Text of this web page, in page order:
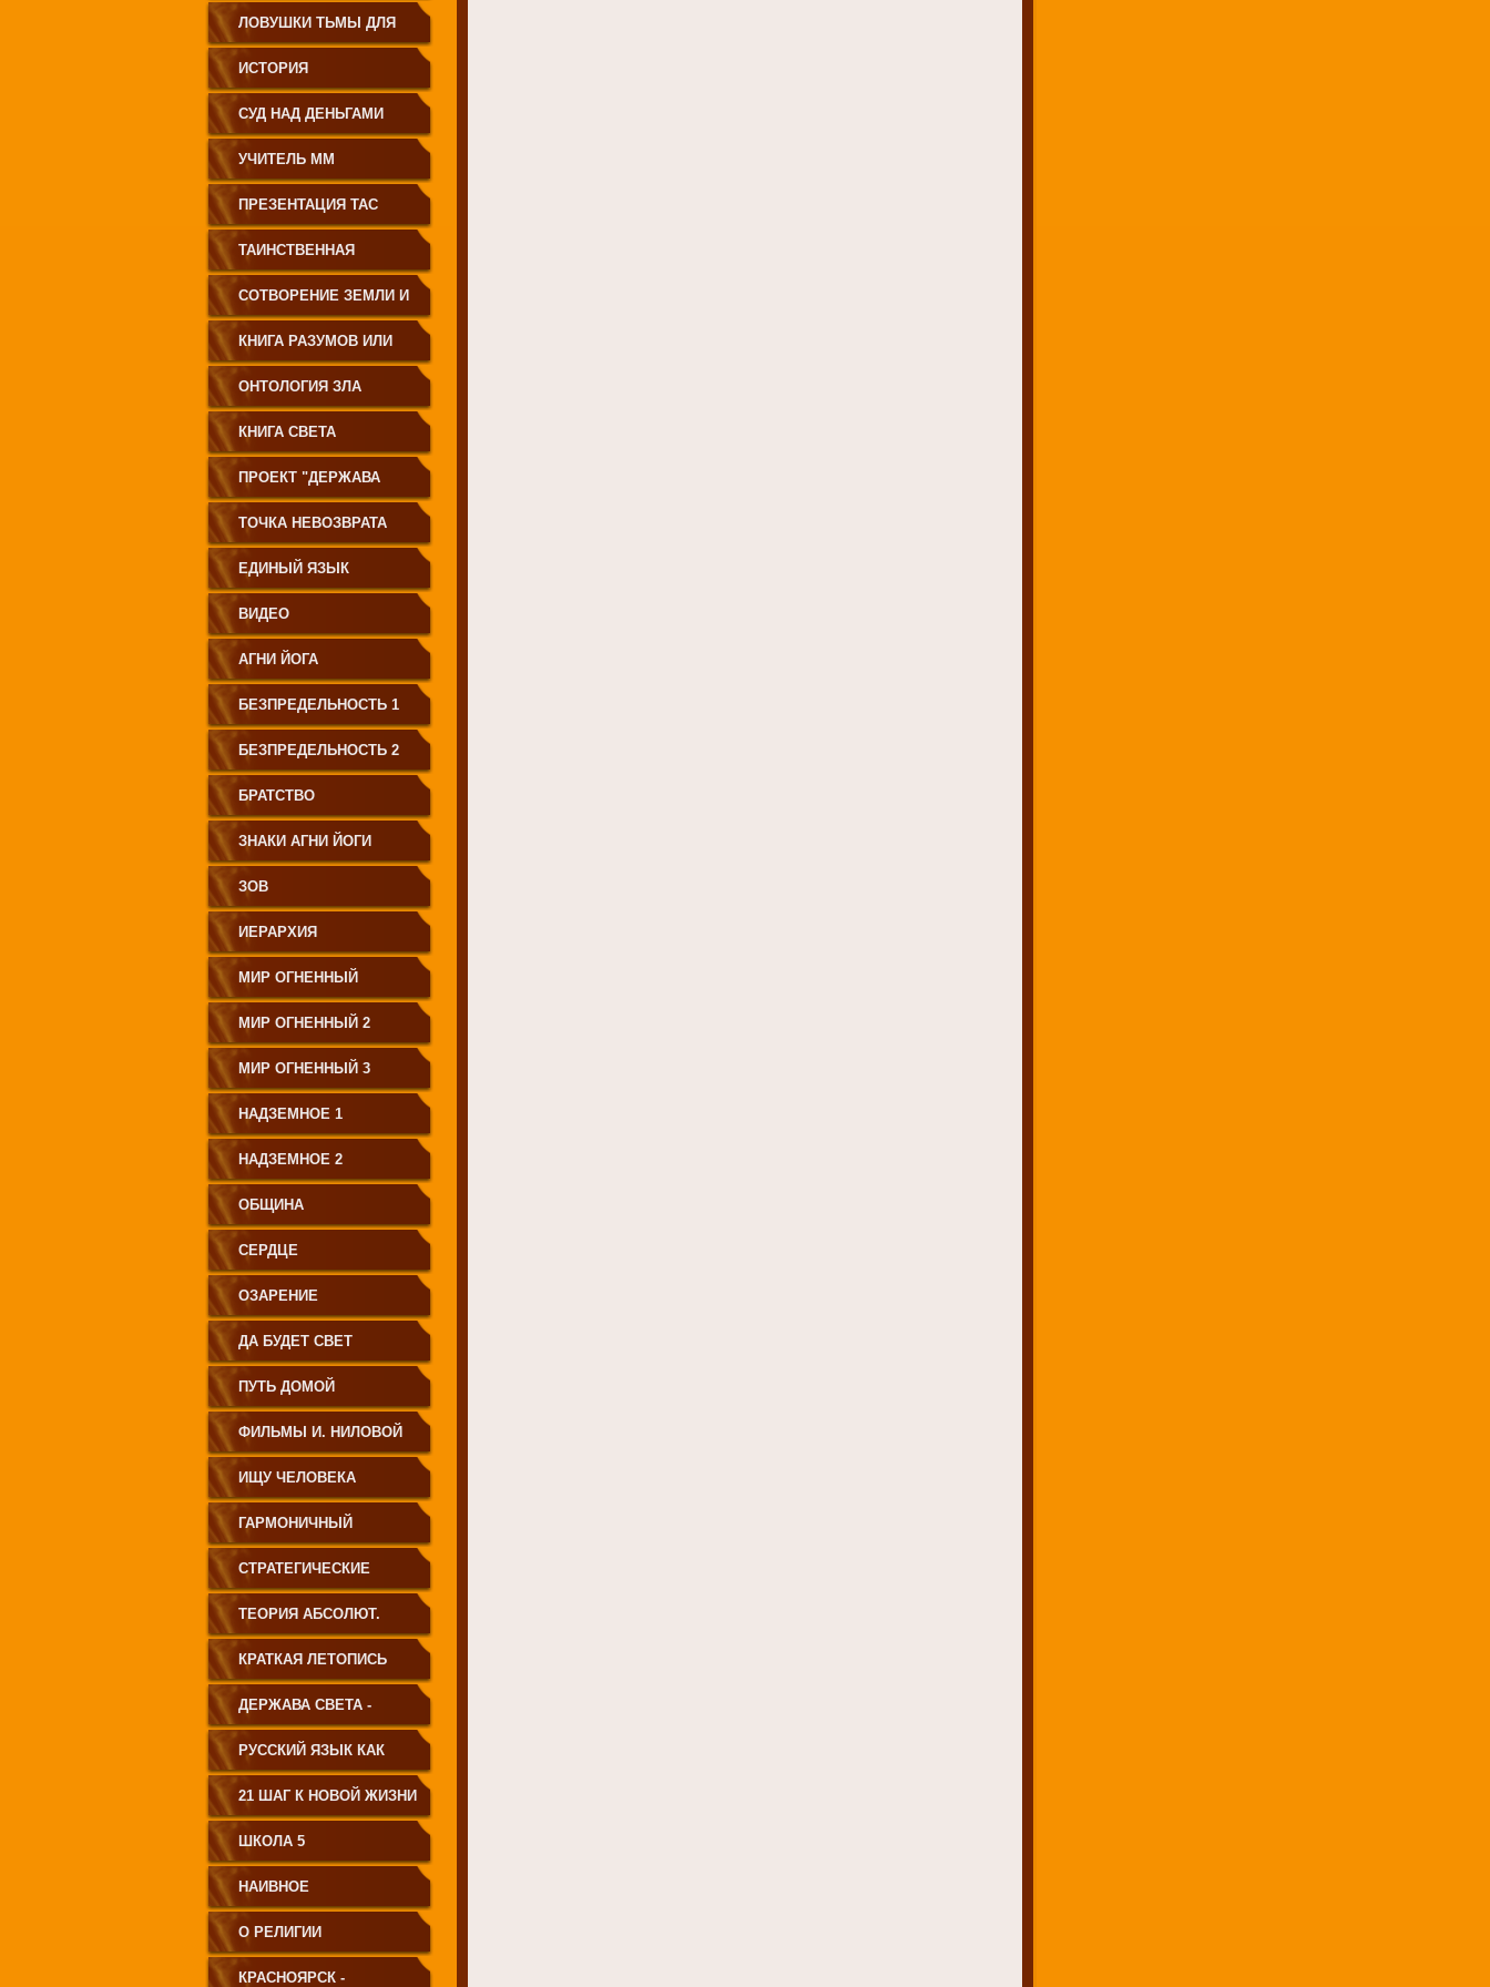
ЗЕМЛЕДЕЛИЕ
ЛОВУШКИ ТЬМЫ ДЛЯ
МОЛОДЁЖИ
ИСТОРИЯ
ПРОИСХОЖДЕНИЯ
РУССКОГО НАРОДА
СУД НАД ДЕНЬГАМИ
УЧИТЕЛЬ ММ
ПРЕЗЕНТАЦИЯ ТАС
ТАИНСТВЕННАЯ
СИБИРЬ
СОТВОРЕНИЕ ЗЕМЛИ И
ЕЁ ЖИТЕЛЕЙ
КНИГА РАЗУМОВ ИЛИ
ПОЛЕЙ
ОНТОЛОГИЯ ЗЛА
КНИГА СВЕТА
ПРОЕКТ "ДЕРЖАВА
СВЕТА"
ТОЧКА НЕВОЗВРАТА
ЕДИНЫЙ ЯЗЫК
ЧЕЛОВЕЧЕСТВА
ВИДЕО
АГНИ ЙОГА
БЕЗПРЕДЕЛЬНОСТЬ 1
БЕЗПРЕДЕЛЬНОСТЬ 2
БРАТСТВО
ЗНАКИ АГНИ ЙОГИ
ЗОВ
ИЕРАРХИЯ
МИР ОГНЕННЫЙ
МИР ОГНЕННЫЙ 2
МИР ОГНЕННЫЙ 3
НАДЗЕМНОЕ 1
НАДЗЕМНОЕ 2
ОБЩИНА
СЕРДЦЕ
ОЗАРЕНИЕ
ДА БУДЕТ СВЕТ
ПУТЬ ДОМОЙ
ФИЛЬМЫ И. НИЛОВОЙ
ИЩУ ЧЕЛОВЕКА
ГАРМОНИЧНЫЙ
ЧЕЛОВЕК
СТРАТЕГИЧЕСКИЕ
ЧЕРТЫ УКЛАДА
ГОСУДАРСТВА
ПРИНЦИПИАЛЬНО
НОВОГО ТИПА
ТЕОРИЯ АБСОЛЮТ.
СВЕТА
КРАТКАЯ ЛЕТОПИСЬ
ЧЕЛОВЕЧЕСТВА
ДЕРЖАВА СВЕТА -
ВЕНЕЦ ЧЕЛОВЕЧЕСТВА
РУССКИЙ ЯЗЫК КАК
ЧАСТЬ МАТРИЦЫ
ТВОРЕНИЯ
21 ШАГ К НОВОЙ ЖИЗНИ
ШКОЛА 5
НАИВНОЕ
СВЕТОПРЕДСТАВЛЕНИЕ
О РЕЛИГИИ
КРАСНОЯРСК -